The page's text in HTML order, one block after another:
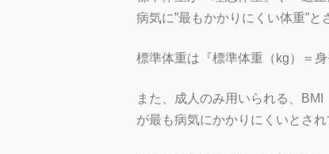
病気に”最もかかりにくい体重”と
標準体重は『標準体重（kg）＝
また、成人のみ用いられる、
が最も病気にかかりにくいとされ